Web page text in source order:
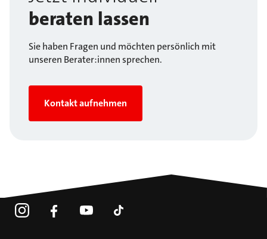
beraten lassen
Sie haben Fragen und möchten persönlich mit
unseren Berater:innen sprechen.
Kontakt aufnehmen